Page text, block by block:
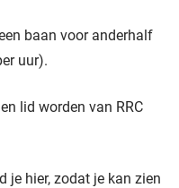
baan voor anderhalf
uur).
lid worden van RRC
je hier, zodat je kan zien